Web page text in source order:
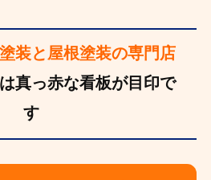
装と屋根塗装の専門店
は真っ赤な看板が目印で
す